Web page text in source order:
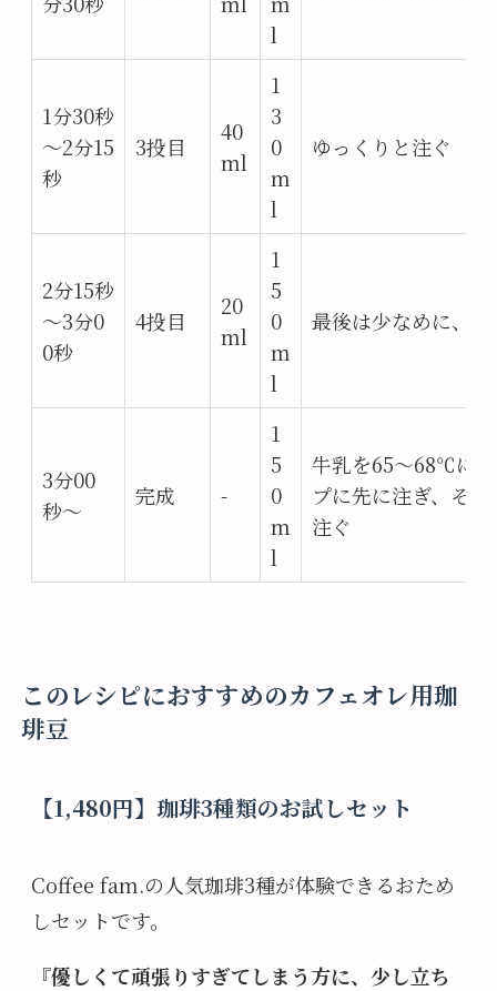
l
1分30秒
～2分15
秒
3投目
40
ml
1
3
0
m
l
ゆっくりと注ぐ
2分15秒
～3分0
0秒
4投目
20
ml
1
5
0
m
l
最後は少なめに、
3分00
秒～
完成 -
1
5
0
m
l
牛乳を65〜68℃に
プに先に注ぎ、そ
注ぐ
このレシピにおすすめのカフェオレ用珈
琲豆
【1,480円】珈琲3種類のお試しセット
Coffee fam.の人気珈琲3種が体験できるおため
しセットです。
『優しくて頑張りすぎてしまう方に、少し立ち